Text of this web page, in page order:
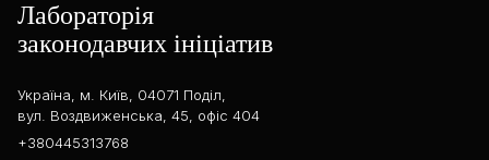
Лабораторія
законодавчих ініціатив
Україна, м. Київ, 04071 Поділ,
вул. Воздвиженська, 45, офіс 404
+380445313768